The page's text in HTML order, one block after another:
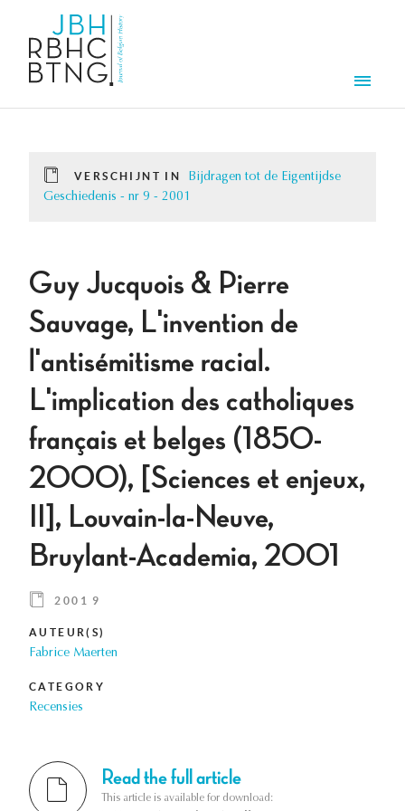
VERSCHIJNT IN
Bijdragen tot de Eigentijdse
Geschiedenis - nr 9 - 2001
Guy Jucquois & Pierre
Sauvage, L'invention de
l'antisémitisme racial.
L'implication des catholiques
français et belges (1850-
2000), [Sciences et enjeux,
II], Louvain-la-Neuve,
Bruylant-Academia, 2001
2001 9
AUTEUR(S)
Fabrice Maerten
CATEGORY
Recensies
Read the full article
This article is available for download: